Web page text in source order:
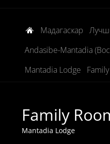
Мадагаскар
Andasibe-Mantadia
Mantadia Lodge
Family
Mantadia Lodge